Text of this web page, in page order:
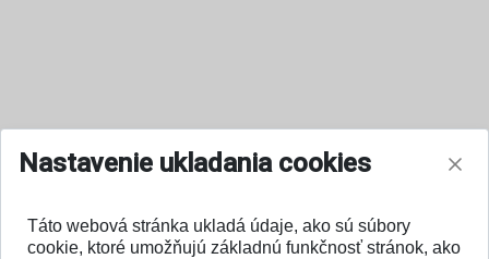
Nastavenie ukladania cookies
Táto webová stránka ukladá údaje, ako sú súbory
cookie, ktoré umožňujú základnú funkčnosť stránok, ako